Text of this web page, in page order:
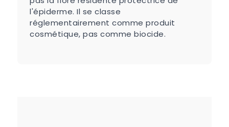
l'épiderme. Il se classe
réglementairement comme produit
cosmétique, pas comme biocide.